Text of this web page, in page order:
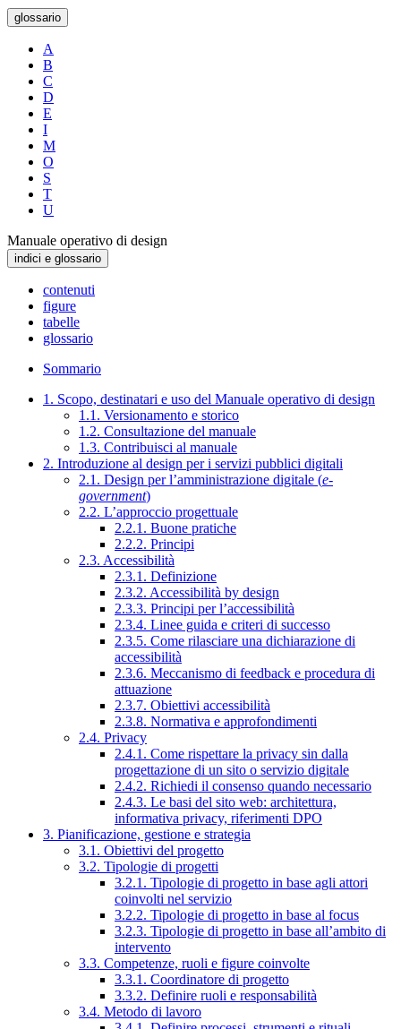
glossario
A
B
C
D
E
I
M
O
S
T
U
Manuale operativo di design
indici e glossario
contenuti
figure
tabelle
glossario
Sommario
1. Scopo, destinatari e uso del Manuale operativo di design
1.1. Versionamento e storico
1.2. Consultazione del manuale
1.3. Contribuisci al manuale
2. Introduzione al design per i servizi pubblici digitali
2.1. Design per l’amministrazione digitale (e-
government)
2.2. L’approccio progettuale
2.2.1. Buone pratiche
2.2.2. Principi
2.3. Accessibilità
2.3.1. Definizione
2.3.2. Accessibilità by design
2.3.3. Principi per l’accessibilità
2.3.4. Linee guida e criteri di successo
2.3.5. Come rilasciare una dichiarazione di
accessibilità
2.3.6. Meccanismo di feedback e procedura di
attuazione
2.3.7. Obiettivi accessibilità
2.3.8. Normativa e approfondimenti
2.4. Privacy
2.4.1. Come rispettare la privacy sin dalla
progettazione di un sito o servizio digitale
2.4.2. Richiedi il consenso quando necessario
2.4.3. Le basi del sito web: architettura,
informativa privacy, riferimenti DPO
3. Pianificazione, gestione e strategia
3.1. Obiettivi del progetto
3.2. Tipologie di progetti
3.2.1. Tipologie di progetto in base agli attori
coinvolti nel servizio
3.2.2. Tipologie di progetto in base al focus
3.2.3. Tipologie di progetto in base all’ambito di
intervento
3.3. Competenze, ruoli e figure coinvolte
3.3.1. Coordinatore di progetto
3.3.2. Definire ruoli e responsabilità
3.4. Metodo di lavoro